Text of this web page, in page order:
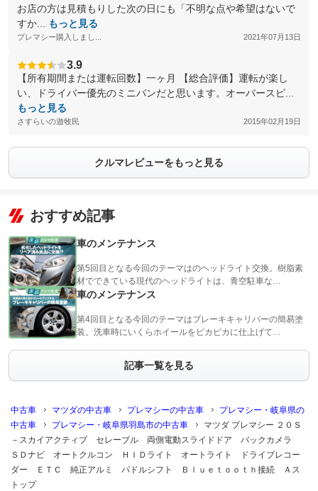
お店の方は見積もりした次の日にも「不明な点や希望はないで
すか...
もっと見る
プレマシー購入しまし... 2021年07月13日
3.9
【所有期間または運転回数】一ヶ月 【総合評価】運転が楽し
い、ドライバー優先のミニバンだと思います。オーバースピ...
もっと見る
さすらいの遊牧民 2015年02月19日
クルマレビューをもっと見る
おすすめ記事
車のメンテナンス
第5回目となる今回のテーマはのヘッドライト交換。樹脂素
材でできている現代のヘッドライトは、青空駐車な…
車のメンテナンス
第4回目となる今回のテーマはブレーキキャリパーの簡易塗
装。洗車時にいくらホイールをピカピカに仕上げて…
記事一覧を見る
中古車 マツダの中古車 プレマシーの中古車
プレマシー・岐阜県の
中古車
プレマシー・岐阜県羽島市の中古車
マツダ プレマシー ２０Ｓ
－スカイアクティブ セレーブル 両側電動スライドドア バックカメラ
ＳＤナビ オートクルコン ＨＩＤライト オートライト ドライブレコー
ダー ＥＴＣ 純正アルミ パドルシフト Ｂｌｕｅｔｏｏｔｈ接続 Ａス
トップ